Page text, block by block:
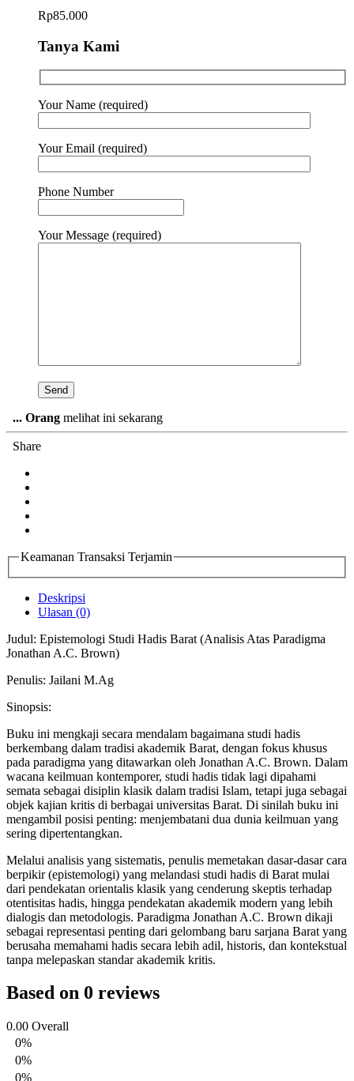
Rp85.000
Tanya Kami
Your Name (required)
Your Email (required)
Phone Number
Your Message (required)
... Orang melihat ini sekarang
Share
Keamanan Transaksi Terjamin
Deskripsi
Ulasan (0)
Judul: Epistemologi Studi Hadis Barat (Analisis Atas Paradigma
Jonathan A.C. Brown)
Penulis: Jailani M.Ag
Sinopsis:
Buku ini mengkaji secara mendalam bagaimana studi hadis
berkembang dalam tradisi akademik Barat, dengan fokus khusus
pada paradigma yang ditawarkan oleh Jonathan A.C. Brown. Dalam
wacana keilmuan kontemporer, studi hadis tidak lagi dipahami
semata sebagai disiplin klasik dalam tradisi Islam, tetapi juga sebagai
objek kajian kritis di berbagai universitas Barat. Di sinilah buku ini
mengambil posisi penting: menjembatani dua dunia keilmuan yang
sering dipertentangkan.
Melalui analisis yang sistematis, penulis memetakan dasar-dasar cara
berpikir (epistemologi) yang melandasi studi hadis di Barat mulai
dari pendekatan orientalis klasik yang cenderung skeptis terhadap
otentisitas hadis, hingga pendekatan akademik modern yang lebih
dialogis dan metodologis. Paradigma Jonathan A.C. Brown dikaji
sebagai representasi penting dari gelombang baru sarjana Barat yang
berusaha memahami hadis secara lebih adil, historis, dan kontekstual
tanpa melepaskan standar akademik kritis.
Based on 0 reviews
0.00 Overall
0%
0%
0%